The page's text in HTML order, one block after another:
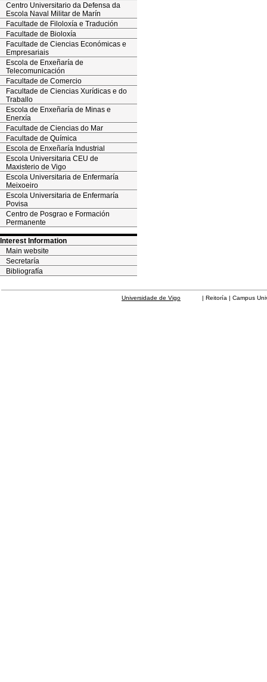
Centro Universitario da Defensa da
Escola Naval Militar de Marín
Facultade de Filoloxía e Tradución
Facultade de Bioloxía
Facultade de Ciencias Económicas e
Empresariais
Escola de Enxeñaría de
Telecomunicación
Facultade de Comercio
Facultade de Ciencias Xurídicas e do
Traballo
Escola de Enxeñaría de Minas e
Enerxía
Facultade de Ciencias do Mar
Facultade de Química
Escola de Enxeñaría Industrial
Escola Universitaria CEU de
Maxisterio de Vigo
Escola Universitaria de Enfermaría
Meixoeiro
Escola Universitaria de Enfermaría
Povisa
Centro de Posgrao e Formación
Permanente
Interest Information
Main website
Secretaría
Bibliografía
Universidade de Vigo | Reitoría | Campus